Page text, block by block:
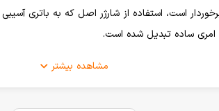
است، استفاده از شارژر اصل که به
امری ساده تبدیل شده است.
مشاهده بیشتر